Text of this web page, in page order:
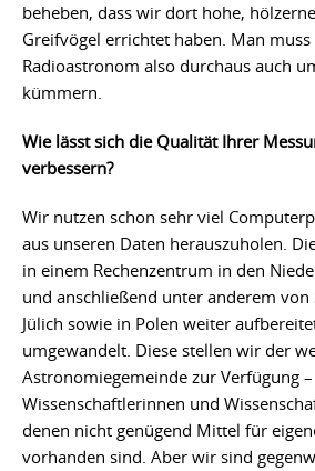
beheben, dass wir dort hohe,
Greifvögel errichtet haben. Man muss
Radioastronom also durchaus auch
kümmern.
Wie lässt sich die Qualität Ihrer
verbessern?
Wir nutzen schon sehr viel
aus unseren Daten herauszuholen.
in einem Rechenzentrum in den
und anschließend unter anderem
Jülich sowie in Polen weiter
umgewandelt. Diese stellen wir der
Astronomiegemeinde zur Verfügung
Wissenschaftlerinnen und
denen nicht genügend Mittel für
vorhanden sind. Aber wir sind